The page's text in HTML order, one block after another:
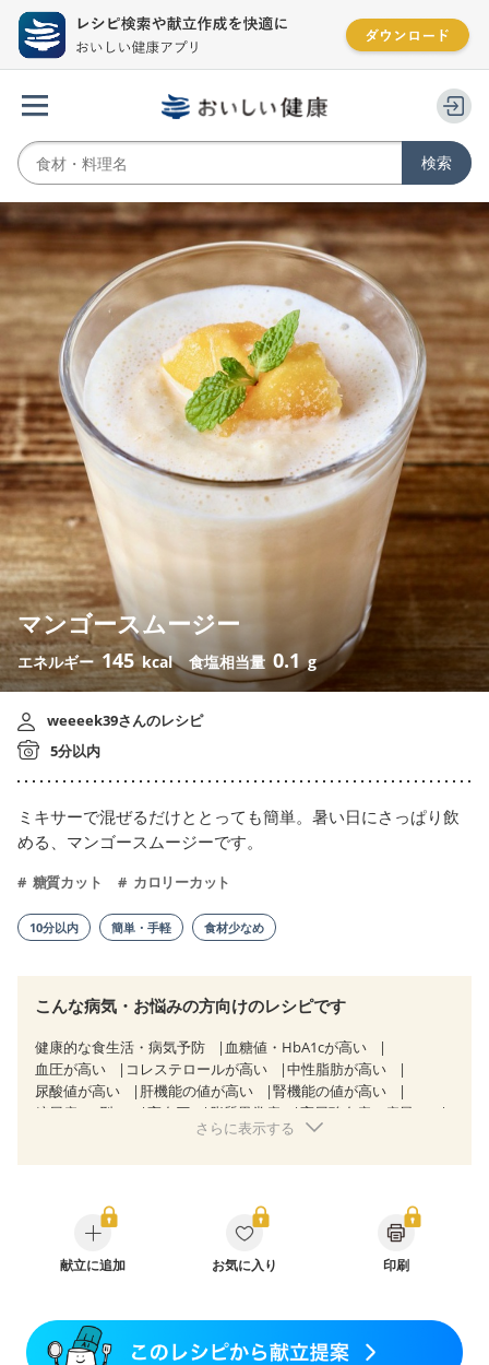
マンゴースムージー
エネルギー 145 kcal 食塩相当量 0.1 g
weeeek39さんのレシピ
5分以内
ミキサーで混ぜるだけととっても簡単。暑い日にさっぱり飲
める、マンゴースムージーです。
糖質カット カロリーカット
10分以内 簡単・手軽 食材少なめ
こんな病気・お悩みの方向けのレシピです
健康的な食生活・病気予防
血糖値・HbA1cが高い
血圧が高い
コレステロールが高い
中性脂肪が高い
尿酸値が高い
肝機能の値が高い
腎機能の値が高い
糖尿病（2型）
高血圧 脂質異常症
高尿酸血症（痛風）
逆流性食道炎
CKD（ステージ２）
乳がん（放射線治療中）
飲み込みにくい
妊娠中(初期)
妊婦健診・体重増加が気になる（初期）
フレイル（年齢に合わせた体作り）
ニキビ・肌荒れ
妊活中 更年期
さらに表示する
献立に追加 お気に入り 印刷